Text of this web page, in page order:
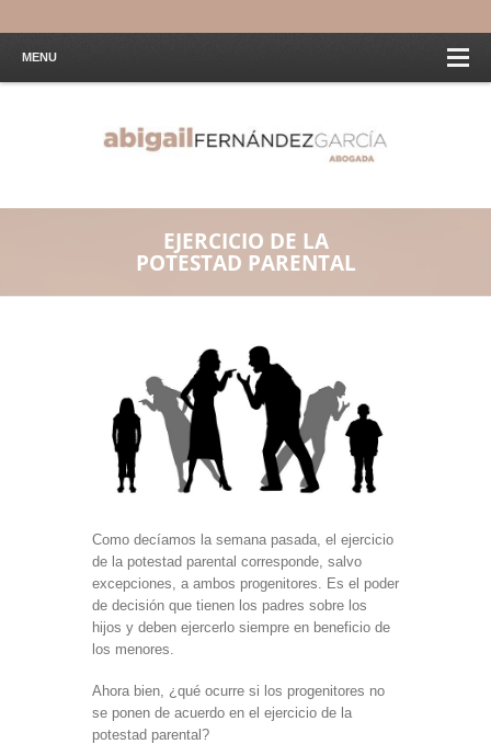
MENU
EJERCICIO DE LA
POTESTAD PARENTAL
Como decíamos la semana pasada, el ejercicio
de la potestad parental corresponde, salvo
excepciones, a ambos progenitores. Es el poder
de decisión que tienen los padres sobre los
hijos y deben ejercerlo siempre en beneficio de
los menores.
Ahora bien, ¿qué ocurre si los progenitores no
se ponen de acuerdo en el ejercicio de la
potestad parental?